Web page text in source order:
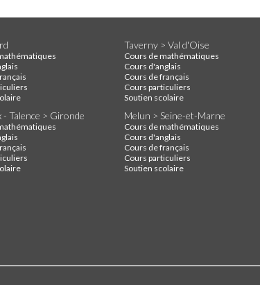
Taverny > Val d'Oise
Cours de mathématiques
Cours d'anglais
Cours de français
Cours particuliers
Soutien scolaire
- Talence > Gironde Melun > Seine-et-Marne
Cours de mathématiques
Cours d'anglais
Cours de français
Cours particuliers
Soutien scolaire